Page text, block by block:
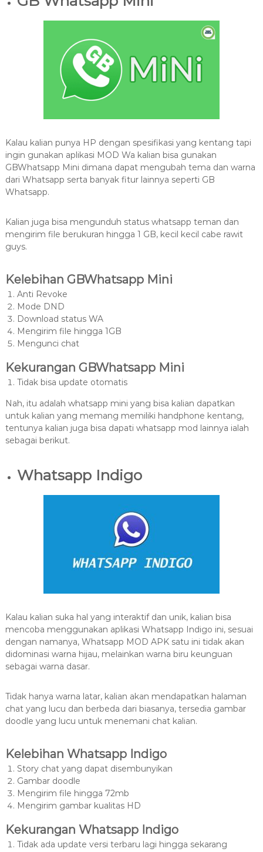
Kalau kalian punya HP dengan spesifikasi yang kentang tapi
ingin gunakan aplikasi MOD Wa kalian bisa gunakan
GBWhatsapp Mini dimana dapat mengubah tema dan warna
dari Whatsapp serta banyak fitur lainnya seperti GB
Whatsapp.
Kalian juga bisa mengunduh status whatsapp teman dan
mengirim file berukuran hingga 1 GB, kecil kecil cabe rawit
guys.
Kelebihan GBWhatsapp Mini
Anti Revoke
Mode DND
Download status WA
Mengirim file hingga 1GB
Mengunci chat
Kekurangan GBWhatsapp Mini
Tidak bisa update otomatis
Nah, itu adalah whatsapp mini yang bisa kalian dapatkan
untuk kalian yang memang memiliki handphone kentang,
tentunya kalian juga bisa dapati whatsapp mod lainnya ialah
sebagai berikut.
Whatsapp Indigo
Kalau kalian suka hal yang interaktif dan unik, kalian bisa
mencoba menggunakan aplikasi Whatsapp Indigo ini, sesuai
dengan namanya, Whatsapp MOD APK satu ini tidak akan
didominasi warna hijau, melainkan warna biru keunguan
sebagai warna dasar.
Tidak hanya warna latar, kalian akan mendapatkan halaman
chat yang lucu dan berbeda dari biasanya, tersedia gambar
doodle yang lucu untuk menemani chat kalian.
Kelebihan Whatsapp Indigo
Story chat yang dapat disembunyikan
Gambar doodle
Mengirim file hingga 72mb
Mengirim gambar kualitas HD
Kekurangan Whatsapp Indigo
Tidak ada update versi terbaru lagi hingga sekarang